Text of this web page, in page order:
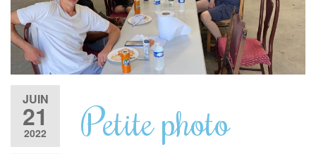
JUIN
21
2022
Petite photo